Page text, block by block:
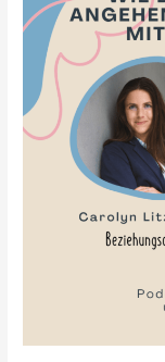
angehen
kannst
Interview
mit
Martina